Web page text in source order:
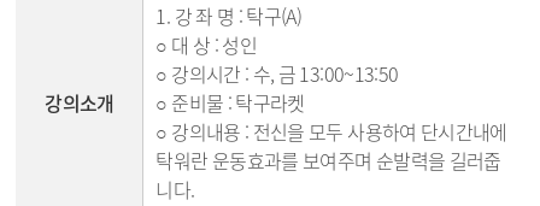
강의소개
1. 강 좌 명 : 탁구(A)
○ 대 상 : 성인
○ 강의시간 : 수, 금 13:00~13:50
○ 준비물 : 탁구라켓
○ 강의내용 : 전신을 모두 사용하여 단시간내에
탁워란 운동효과를 보여주며 순발력을 길러줍
니다.